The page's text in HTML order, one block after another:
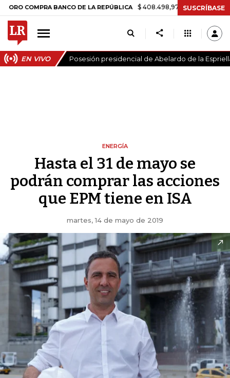
BANCO DE LA REPÚBLICA $ 408.498,97 +$ 8.753,81 +2,19%
SUSCRÍBASE
EN VIVO Posesión presidencial de Abelardo de la
ENERGÍA
Hasta el 31 de mayo se
podrán comprar las acciones
que EPM tiene en ISA
martes, 14 de mayo de 2019